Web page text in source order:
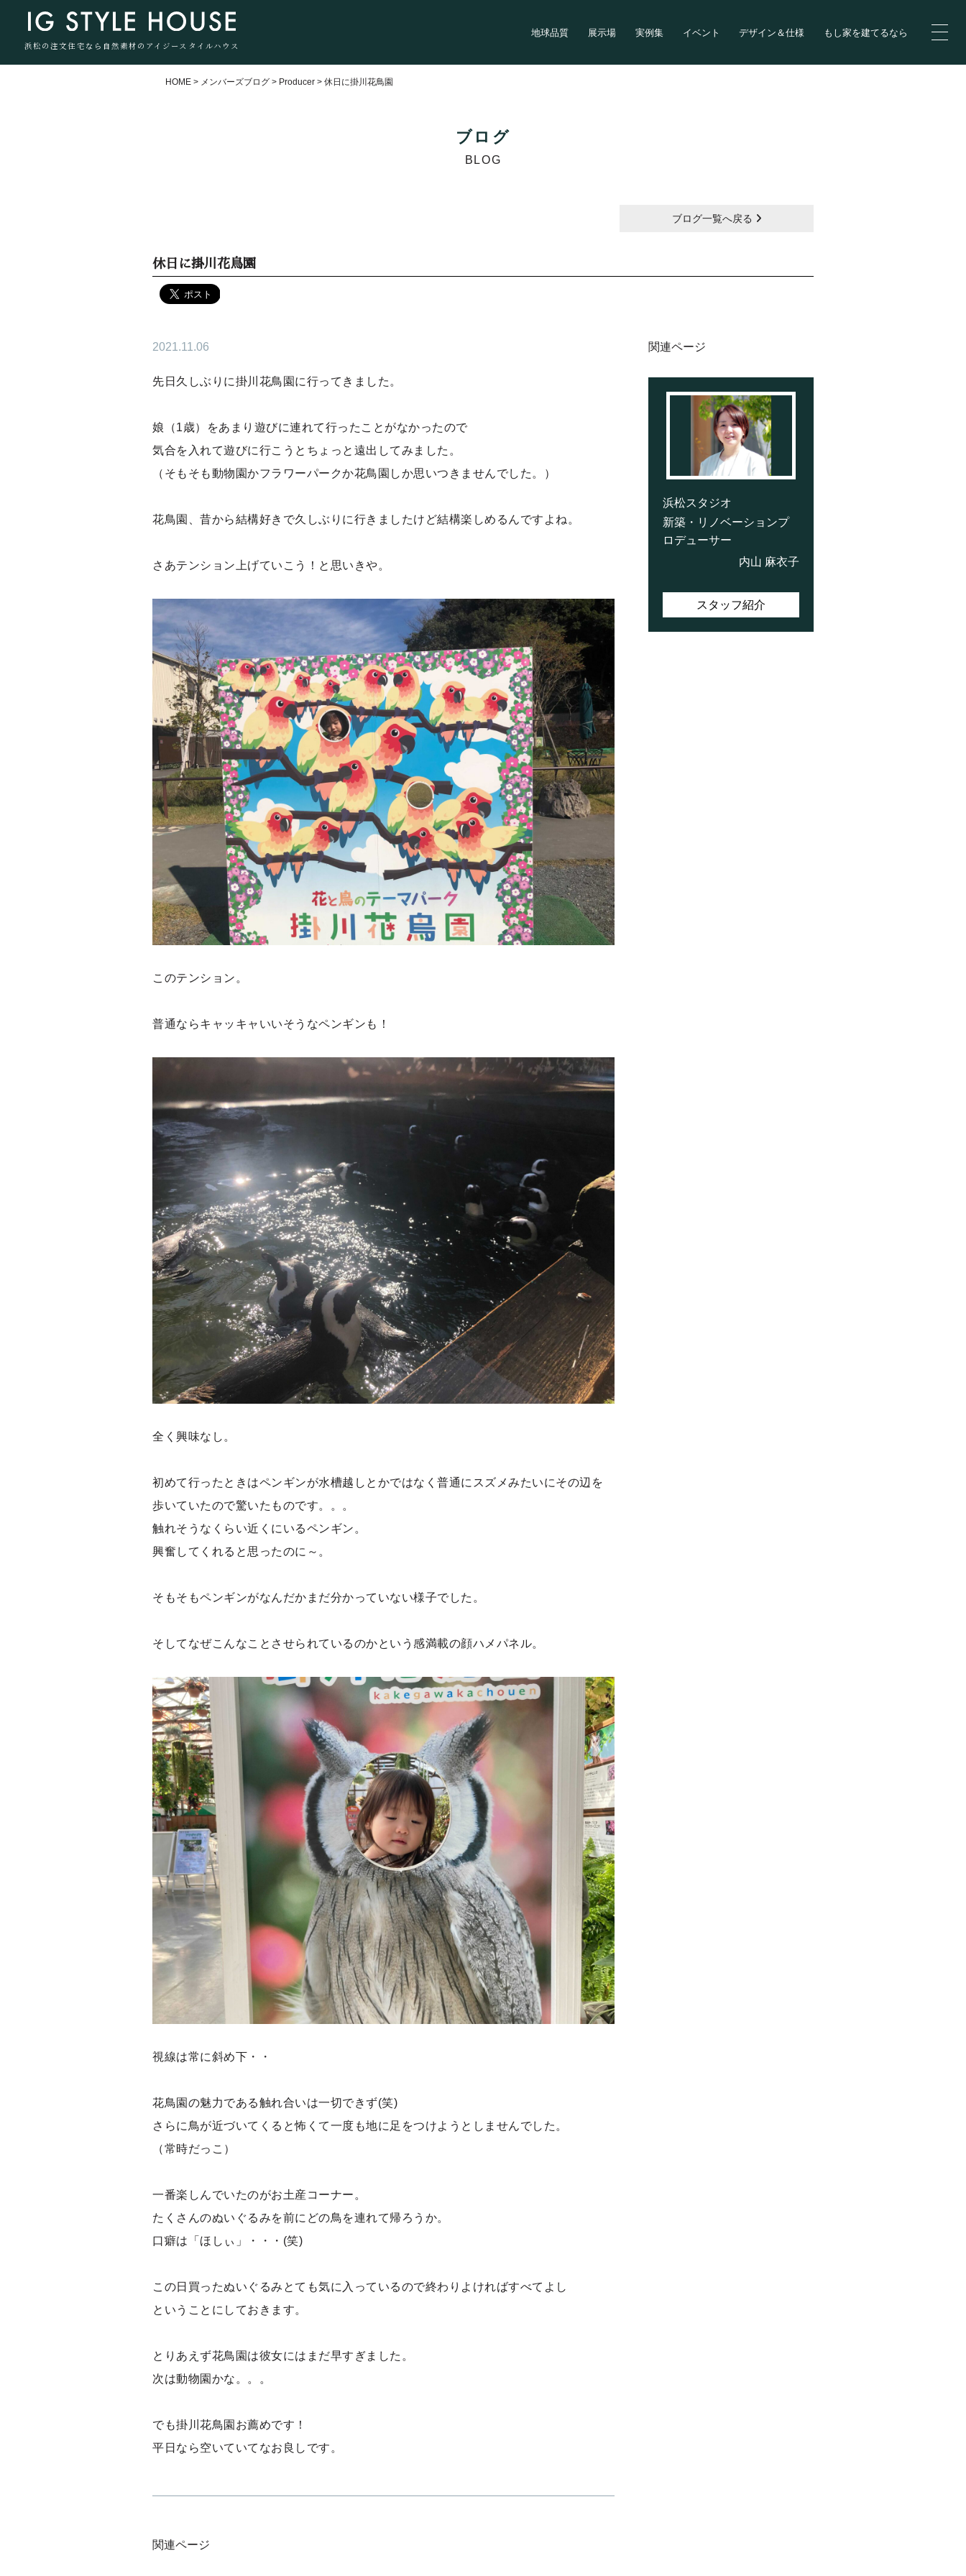
浜松の注文住宅なら自然素材のアイジースタイルハウス
地球品質 展示場 実例集 イベント デザイン＆仕様 もし家を建てるなら
HOME > メンバーズブログ > Producer >休日に掛川花鳥園
ブログ
BLOG
ブログ一覧へ戻る
休日に掛川花鳥園
2021.11.06
先日久しぶりに掛川花鳥園に行ってきました。
娘（1歳）をあまり遊びに連れて行ったことがなかったので
気合を入れて遊びに行こうとちょっと遠出してみました。
（そもそも動物園かフラワーパークか花鳥園しか思いつきませんでした。）
花鳥園、昔から結構好きで久しぶりに行きましたけど結構楽しめるんですよね。
さあテンション上げていこう！と思いきや。
このテンション。
普通ならキャッキャいいそうなペンギンも！
全く興味なし。
初めて行ったときはペンギンが水槽越しとかではなく普通にスズメみたいにその辺を
歩いていたので驚いたものです。。。
触れそうなくらい近くにいるペンギン。
興奮してくれると思ったのに～。
そもそもペンギンがなんだかまだ分かっていない様子でした。
そしてなぜこんなことさせられているのかという感満載の顔ハメパネル。
視線は常に斜め下・・
花鳥園の魅力である触れ合いは一切できず(笑)
さらに鳥が近づいてくると怖くて一度も地に足をつけようとしませんでした。
（常時だっこ）
一番楽しんでいたのがお土産コーナー。
たくさんのぬいぐるみを前にどの鳥を連れて帰ろうか。
口癖は「ほしぃ」・・・(笑)
この日買ったぬいぐるみとても気に入っているので終わりよければすべてよし
ということにしておきます。
とりあえず花鳥園は彼女にはまだ早すぎました。
次は動物園かな。。。
でも掛川花鳥園お薦めです！
平日なら空いていてなお良しです。
関連ページ
関連ページ
浜松スタジオ
新築・リノベーションプ
ロデューサー
内山 麻衣子
スタッフ紹介